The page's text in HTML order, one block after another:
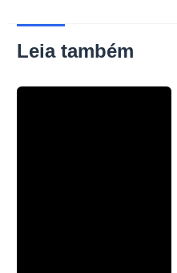
Leia também